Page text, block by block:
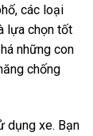
các loại
lựa chọn tốt
những con
chống
dụng xe. Bạn